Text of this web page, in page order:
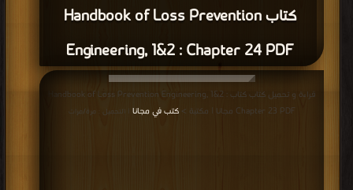
كتاب Handbook of Loss Prevention
Engineering, 1&2 : Chapter 24 PDF
قراءة و تحميل كتاب كتاب Handbook of Loss Prevention Engineering, 1&2 :
Chapter 23 PDF مجانا | مكتبة >
كتب في مجانا | التحميل : مرة/مرات